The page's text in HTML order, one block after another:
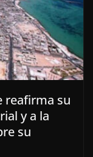
reafirma su
y a la
su